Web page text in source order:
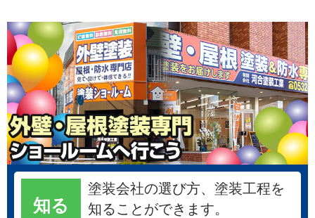
知る
塗装会社の選び方、塗装工程を
知ることができます。